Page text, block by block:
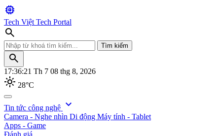
memory
Tech Việt Tech Portal
search
Tìm kiếm
search
17:36:24 Th 7 08 thg 8, 2026
light_mode 28°C
search
Tìm kiếm
Tin tức công nghệ expand_more
Camera - Nghe nhìn Di động Máy tính - Tablet
Apps - Game
Đánh giá